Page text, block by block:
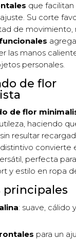
que facilitan
Su corte
de movimiento,
las manos
personales.
de flor
de flor
haciendo
resultar
convierte
perfecta
y estilo en ropa
principales
: suave, cálido
para un